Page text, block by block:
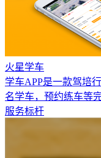
火星学车
学车APP是一款驾培
名学车，预约练车等
服务标杆